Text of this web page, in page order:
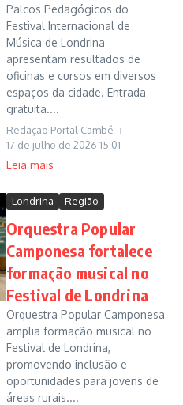
Palcos Pedagógicos do
Festival Internacional de
Música de Londrina
apresentam resultados de
oficinas e cursos em diversos
espaços da cidade. Entrada
gratuita....
Redação Portal Cambé
17 de julho de 2026 15:01
Leia mais
Londrina Região
Orquestra Popular
Camponesa fortalece
formação musical no
Festival de Londrina
Orquestra Popular Camponesa
amplia formação musical no
Festival de Londrina,
promovendo inclusão e
oportunidades para jovens de
áreas rurais....